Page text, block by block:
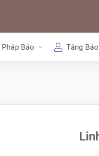
Pháp Bảo Tăng Bảo